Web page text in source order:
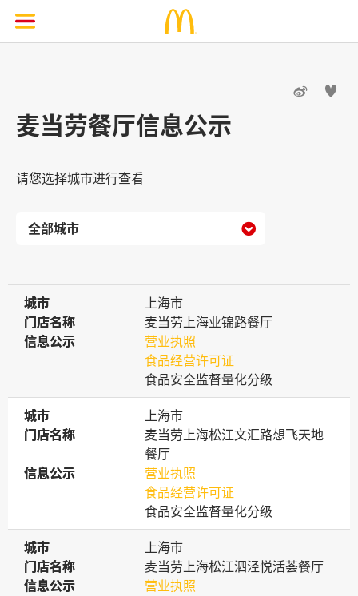
 
麦当劳餐厅信息公示
请您选择城市进行查看

城市
城市
上海市
门店名称
门店名称
麦当劳上海业锦路餐厅
信息公示
信息公示
营业执照
食品经营许可证
食品安全监督量化分级
城市
城市
上海市
门店名称
门店名称
麦当劳上海松江文汇路想飞天地
餐厅
信息公示
信息公示
营业执照
食品经营许可证
食品安全监督量化分级
城市
城市
上海市
门店名称
门店名称
麦当劳上海松江泗泾悦活荟餐厅
信息公示
信息公示
营业执照